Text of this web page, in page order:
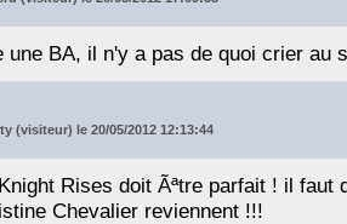
une BA, il n'y a pas de quoi crier au
(visiteur) le 20/05/2012 12:13:44
Rises doit Ãªtre parfait ! il faut
Chevalier reviennent !!!